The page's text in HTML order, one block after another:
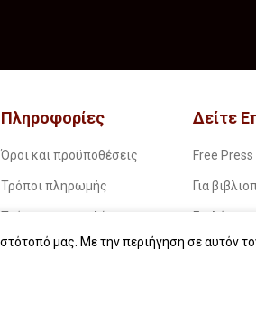
Πληροφορίες
Όροι και προϋποθέσεις
Τρόποι πληρωμής
Τρόποι παραγγελίας
Τρόποι παραλαβής
Δείτε
Free
Για
Για
Για
μας. Με την περιήγηση σε αυτόν